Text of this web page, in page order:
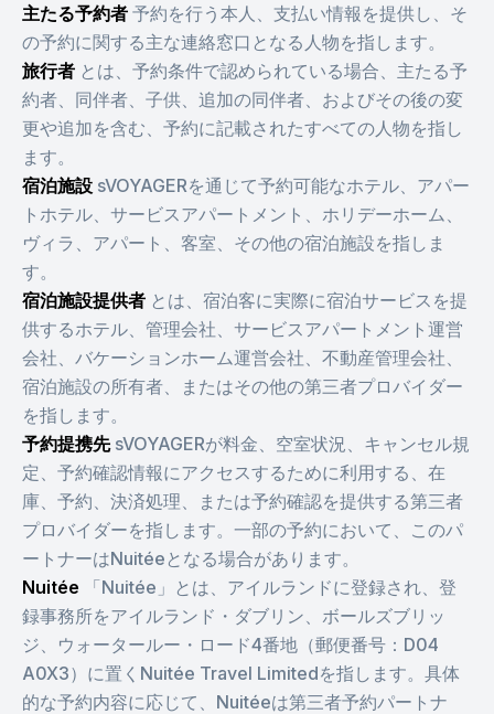
主たる予約者 予約を行う本人、支払い情報を提供し、そ
の予約に関する主な連絡窓口となる人物を指します。
旅行者 とは、予約条件で認められている場合、主たる予
約者、同伴者、子供、追加の同伴者、およびその後の変
更や追加を含む、予約に記載されたすべての人物を指し
ます。
宿泊施設 sVOYAGERを通じて予約可能なホテル、アパー
トホテル、サービスアパートメント、ホリデーホーム、
ヴィラ、アパート、客室、その他の宿泊施設を指しま
す。
宿泊施設提供者 とは、宿泊客に実際に宿泊サービスを提
供するホテル、管理会社、サービスアパートメント運営
会社、バケーションホーム運営会社、不動産管理会社、
宿泊施設の所有者、またはその他の第三者プロバイダー
を指します。
予約提携先 sVOYAGERが料金、空室状況、キャンセル規
定、予約確認情報にアクセスするために利用する、在
庫、予約、決済処理、または予約確認を提供する第三者
プロバイダーを指します。一部の予約において、このパ
ートナーはNuitéeとなる場合があります。
Nuitée
「Nuitée」とは、アイルランドに登録され、登
録事務所をアイルランド・ダブリン、ボールズブリッ
ジ、ウォータールー・ロード4番地（郵便番号：D04
A0X3）に置くNuitée Travel Limitedを指します。具体
的な予約内容に応じて、Nuitéeは第三者予約パートナ